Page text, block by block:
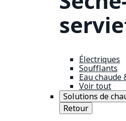
Électriques
Soufflants
Eau chaude
Voir tout
Solutions de
Retour